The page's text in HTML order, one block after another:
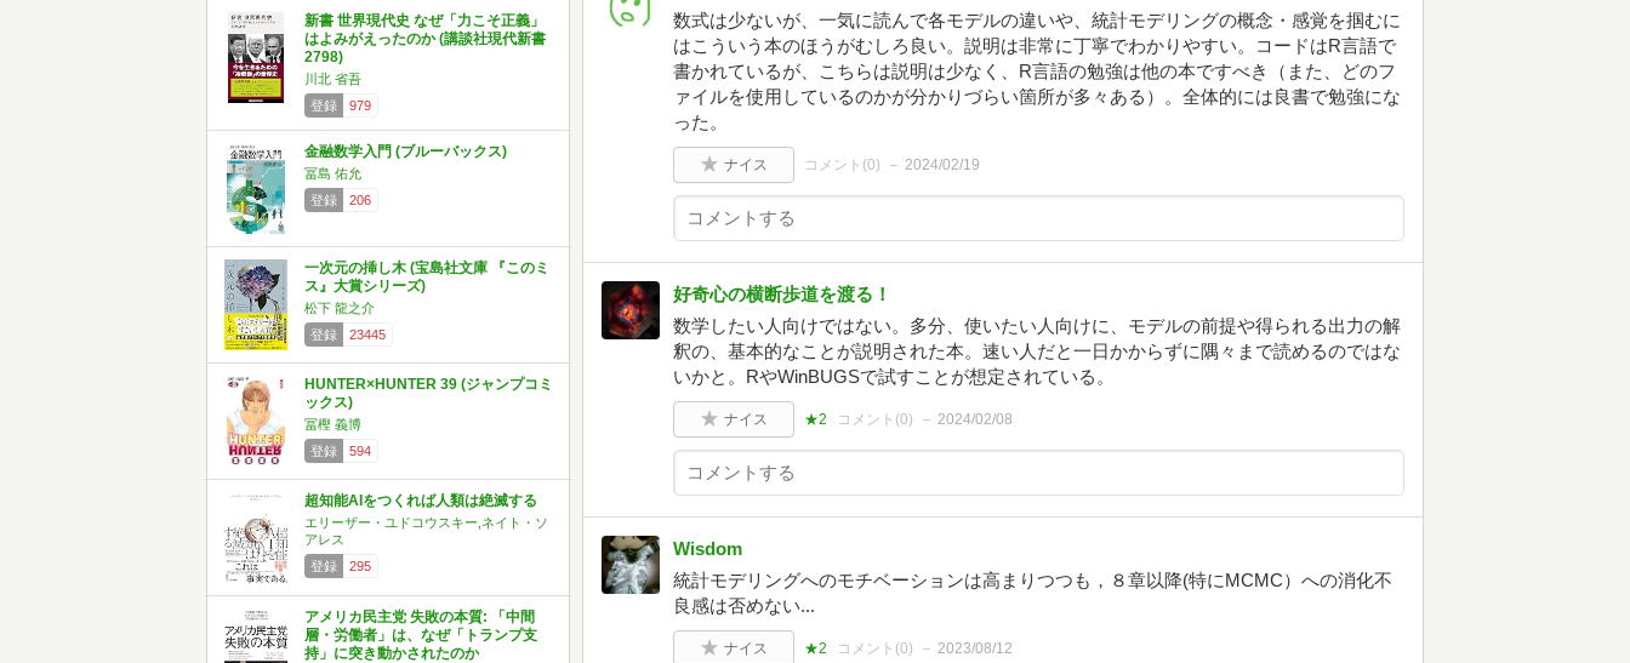
新書 世界現代史 なぜ「力こそ正義」
はよみがえったのか (講談社現代新書
2798)
川北 省吾
登録
979
金融数学入門 (ブルーバックス)
冨島 佑允
登録
206
一次元の挿し木 (宝島社文庫 『このミ
ス』大賞シリーズ)
松下 龍之介
登録
23445
HUNTER×HUNTER 39 (ジャンプコミ
ックス)
冨樫 義博
登録
594
超知能AIをつくれば人類は絶滅する
エリーザー・ユドコウスキー,ネイト・ソ
アレス
登録
295
アメリカ民主党 失敗の本質: 「中間
層・労働者」は、なぜ「トランプ支
持」に突き動かされたのか
数式は少ないが、一気に読んで各モデルの違いや、統計モデリングの概念・感覚を掴むに
はこういう本のほうがむしろ良い。説明は非常に丁寧でわかりやすい。コードはR言語で
書かれているが、こちらは説明は少なく、R言語の勉強は他の本ですべき（また、どのフ
ァイルを使用しているのかが分かりづらい箇所が多々ある）。全体的には良書で勉強にな
った。
ナイス コメント(0) 2024/02/19
好奇心の横断歩道を渡る！
数学したい人向けではない。多分、使いたい人向けに、モデルの前提や得られる出力の解
釈の、基本的なことが説明された本。速い人だと一日かからずに隅々まで読めるのではな
いかと。RやWinBUGSで試すことが想定されている。
ナイス ★2 コメント(0) 2024/02/08
Wisdom
統計モデリングへのモチベーションは高まりつつも，８章以降(特にMCMC）への消化不
良感は否めない...
ナイス ★2 コメント(0) 2023/08/12